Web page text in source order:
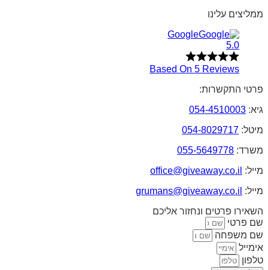
ממליצים עלינו
Google
5.0
Based On 5 Reviews
פרטי התקשרות:
גיא: 054-4510003
מיטל: 054-8029717
משרד: 055-5649778
מייל: office@giveaway.co.il
מייל: grumans@giveaway.co.il
השאירו פרטים ונחזור אליכם
שם פרטי
שם משפחה
אימייל
טלפון